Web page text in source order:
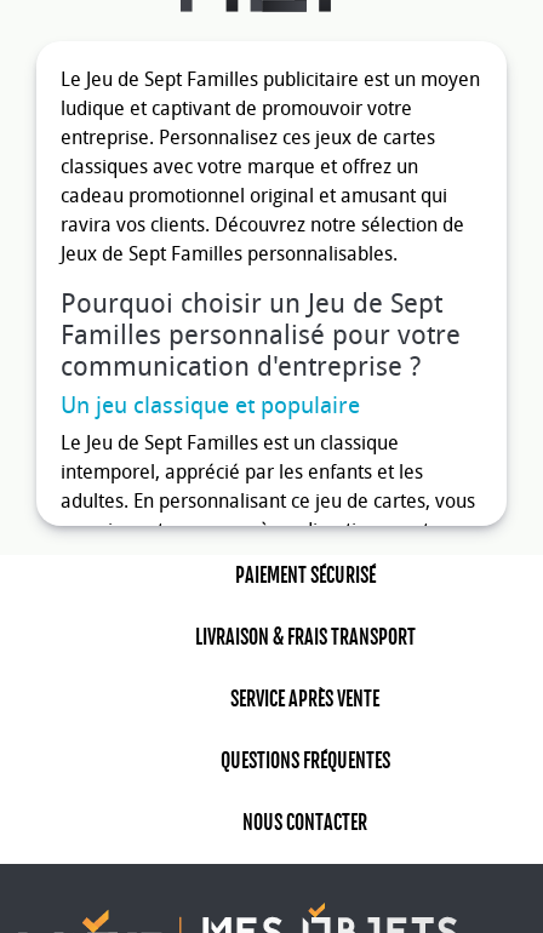
Le Jeu de Sept Familles publicitaire est un moyen
ludique et captivant de promouvoir votre
entreprise. Personnalisez ces jeux de cartes
classiques avec votre marque et offrez un
cadeau promotionnel original et amusant qui
ravira vos clients. Découvrez notre sélection de
Jeux de Sept Familles personnalisables.
Pourquoi choisir un Jeu de Sept
Familles personnalisé pour votre
communication d'entreprise ?
Un jeu classique et populaire
Le Jeu de Sept Familles est un classique
intemporel, apprécié par les enfants et les
adultes. En personnalisant ce jeu de cartes, vous
associez votre marque à un divertissement
familial apprécié de tous. Cela renforce la
reconnaissance de votre entreprise et crée un
Offrir un Jeu de Sept Familles personnalisé
Ce jeu de cartes sera utilisé et conservé par vos
exposition prolongée de votre logo et de votre
côtés.
PAIEMENT SÉCURISÉ
LIVRAISON & FRAIS TRANSPORT
SERVICE APRÈS VENTE
QUESTIONS FRÉQUENTES
NOUS CONTACTER